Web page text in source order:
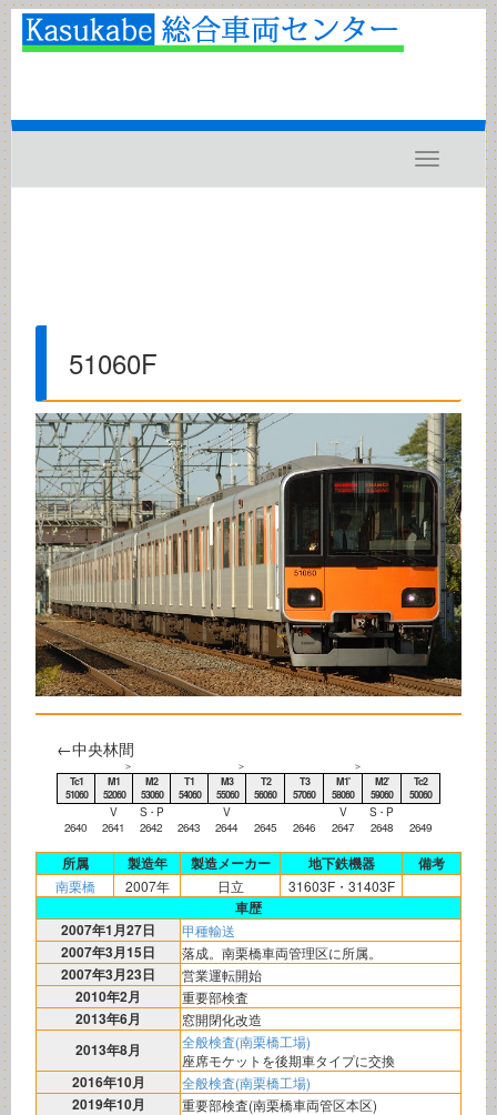
Toggle
navigation
51060F
←中央林間
＞ ＞
＞
Tc1
51060
M1
52060
M2
53060
T1
54060
M3
55060
T2
56060
T3
57060
M1'
58060
M2'
59060
Tc2
50060
V S・P V V
S・P
2640
2641 2642 2643 2644 2645 2646 2647 2648 2649
所属 製造年 製造メーカー 地下鉄機器 備考
南栗橋 2007年 日立 31603F・31403F
車歴
2007年1月27日
甲種輸送
2007年3月15日 落成。南栗橋車両管理区に所属。
2007年3月23日 営業運転開始
2010年2月 重要部検査
2013年6月 窓開閉化改造
2013年8月
全般検査(南栗橋工場)
座席モケットを後期車タイプに交換
2016年10月 全般検査(南栗橋工場)
2019年10月 重要部検査(南栗橋車両管区本区)